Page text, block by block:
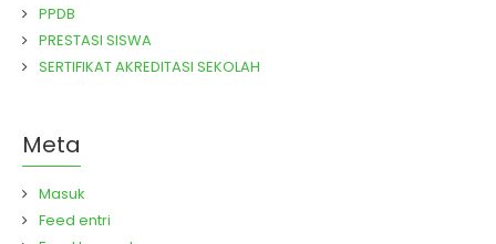
PPDB
PRESTASI SISWA
SERTIFIKAT AKREDITASI SEKOLAH
Meta
Masuk
Feed entri